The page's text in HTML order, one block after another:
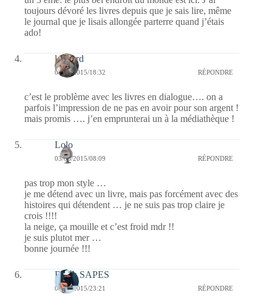
toujours dévoré les livres depuis que je sais lire, même
le journal que je lisais allongée parterre quand j’étais
ado!
louvard
03/06/2015/18:32 RÉPONDRE
c’est le problème avec les livres en dialogue…. on a
parfois l’impression de ne pas en avoir pour son argent !
mais promis …. j’en emprunterai un à la médiathèque !
Lolo
03/06/2015/08:09 RÉPONDRE
pas trop mon style …
je me détend avec un livre, mais pas forcément avec des
histoires qui détendent … je ne suis pas trop claire je
crois !!!!
la neige, ça mouille et c’est froid mdr !!
je suis plutot mer …
bonne journée !!!
Black SAPES
02/06/2015/23:21 RÉPONDRE